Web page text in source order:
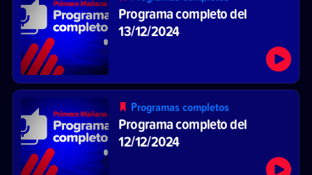
Programa completo del
13/12/2024
Programas completos
Programa completo del
12/12/2024